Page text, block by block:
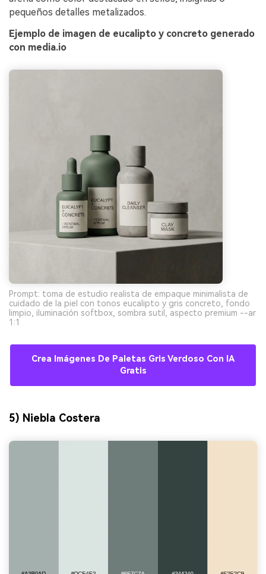
pequeños detalles metalizados.
Ejemplo de imagen de eucalipto y concreto generado
con media.io
Prompt: toma de estudio realista de empaque minimalista de
cuidado de la piel con tonos eucalipto y gris concreto, fondo
limpio, iluminación softbox, sombra sutil, aspecto premium --ar
1:1
Crea Imágenes De Paletas Gris Verdoso Con IA
Gratis
5) Niebla Costera
gratis!
Empieza Gratis→